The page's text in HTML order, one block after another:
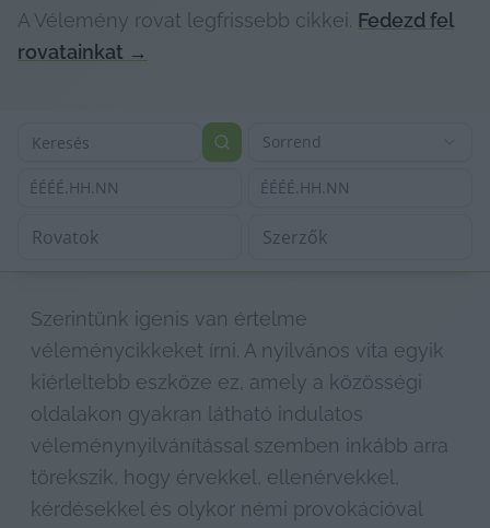
A Vélemény rovat legfrissebb cikkei.
Fedezd fel
rovatainkat →
Sorrend
ÉÉÉÉ.HH.NN ÉÉÉÉ.HH.NN
Szerintünk igenis van értelme
véleménycikkeket írni. A nyilvános vita egyik
kiérleltebb eszköze ez, amely a közösségi
oldalakon gyakran látható indulatos
véleménynyilvánítással szemben inkább arra
törekszik, hogy érvekkel, ellenérvekkel,
kérdésekkel és olykor némi provokációval